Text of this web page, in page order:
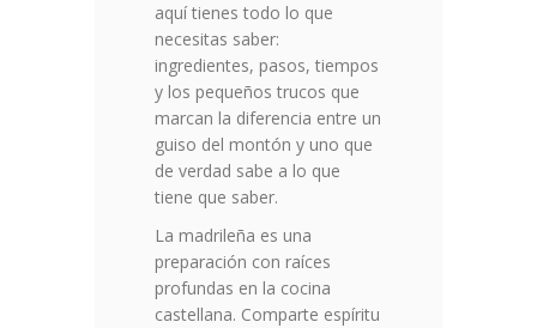
aquí tienes todo lo que
necesitas saber:
ingredientes, pasos, tiempos
y los pequeños trucos que
marcan la diferencia entre un
guiso del montón y uno que
de verdad sabe a lo que
tiene que saber.
La madrileña es una
preparación con raíces
profundas en la cocina
castellana. Comparte espíritu